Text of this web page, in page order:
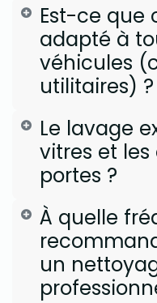
Est-ce que
adapté à
véhicules
utilitaires) ?
Le lavage
vitres et
portes ?
À quelle
un